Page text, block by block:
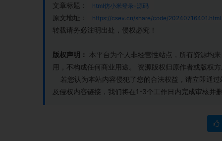
文章标题： html仿小米登录-源码
原文地址： https://csev.cn/share/code/20240716401.html
转载请务必注明出处，侵权必究！
版权声明：
本平台为个人非经营性站点，所有资源均
用，不构成任何商业用途。 资源版权归原作者或版权
若您认为本站内容侵犯了您的合法权益，请立即通
及侵权内容链接，我们将在1-3个工作日内完成审核并